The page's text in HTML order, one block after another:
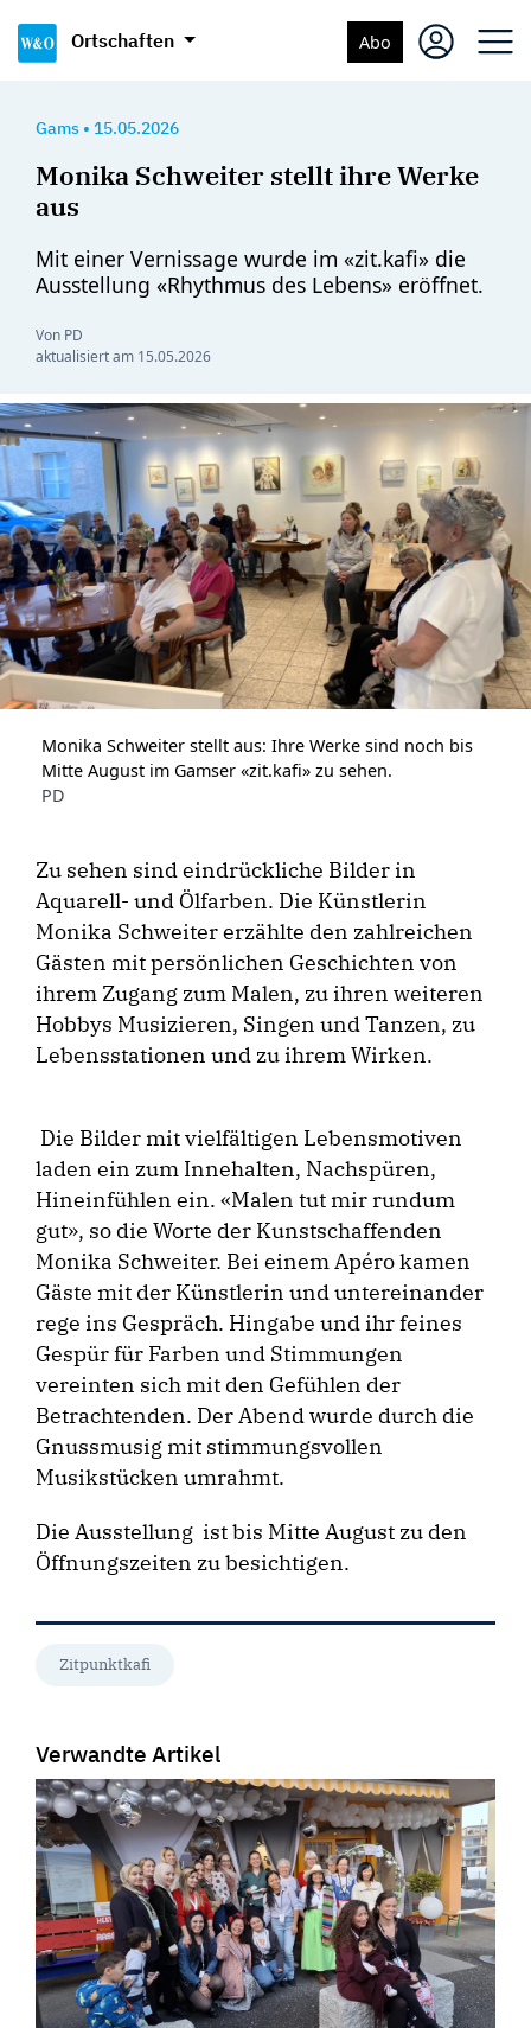
Ortschaften Abo
Gams • 15.05.2026
Monika Schweiter stellt ihre Werke
aus
Mit einer Vernissage wurde im «zit.kafi» die
Ausstellung «Rhythmus des Lebens» eröffnet.
Von PD
aktualisiert am 15.05.2026
Monika Schweiter stellt aus: Ihre Werke sind noch bis
Mitte August im Gamser «zit.kafi» zu sehen.
PD
Zu sehen sind eindrückliche Bilder in
Aquarell- und Ölfarben. Die Künstlerin
Monika Schweiter erzählte den zahlreichen
Gästen mit persönlichen Geschichten von
ihrem Zugang zum Malen, zu ihren weiteren
Hobbys Musizieren, Singen und Tanzen, zu
Lebensstationen und zu ihrem Wirken.
Die Bilder mit vielfältigen Lebensmotiven
laden ein zum Innehalten, Nachspüren,
Hineinfühlen ein. «Malen tut mir rundum
gut», so die Worte der Kunstschaffenden
Monika Schweiter. Bei einem Apéro kamen
Gäste mit der Künstlerin und untereinander
rege ins Gespräch. Hingabe und ihr feines
Gespür für Farben und Stimmungen
vereinten sich mit den Gefühlen der
Betrachtenden. Der Abend wurde durch die
Gnussmusig mit stimmungsvollen
Musikstücken umrahmt.
Die Ausstellung ist bis Mitte August zu den
Öffnungszeiten zu besichtigen.
Zitpunktkafi
Verwandte Artikel